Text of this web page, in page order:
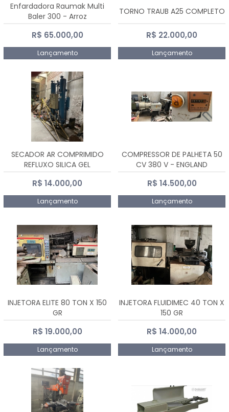
Enfardadora Raumak Multi
Baler 300 - Arroz
R$ 65.000,00
Lançamento
TORNO TRAUB A25 COMPLETO
R$ 22.000,00
Lançamento
SECADOR AR COMPRIMIDO
REFLUXO SILICA GEL
R$ 14.000,00
Lançamento
COMPRESSOR DE PALHETA 50
CV 380 V - ENGLAND
R$ 14.500,00
Lançamento
INJETORA ELITE 80 TON X 150
GR
R$ 19.000,00
Lançamento
INJETORA FLUIDIMEC 40 TON X
150 GR
R$ 14.000,00
Lançamento